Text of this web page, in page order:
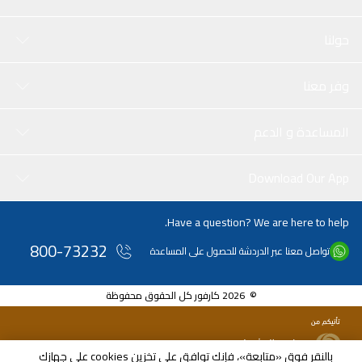
بالنقر فوق «متابعة»، فإنك توافق على تخزين cookies على جهازك
Have a question? We are here to help.
تواصل معنا عبر الدردشة للحصول على المساعدة 800-73232
© 2026 كارفور كل الحقوق محفوظة